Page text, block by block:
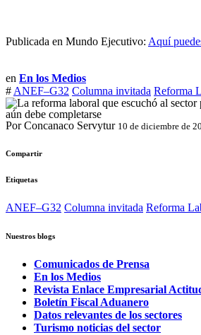
Publicada en Mundo Ejecutivo: Aquí
en En los Medios
# ANEF–G32 Columna invitada Reforma
Por Concanaco Servytur 10 de diciembre de
Compartir
Etiquetas
ANEF–G32 Columna invitada Reforma
Nuestros blogs
Comunicados de Prensa
En los Medios
Revista Enlace Empresarial
Boletín Fiscal Aduanero
Datos relevantes de los sectores
Turismo noticias del sector